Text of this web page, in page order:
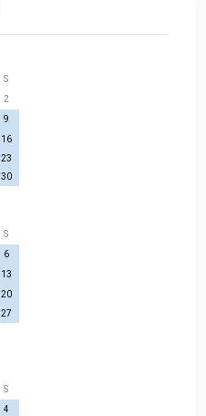
S
2
9
16
23
30
S
6
13
20
27
S
4